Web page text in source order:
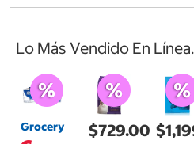
Lo Más Vendido En
Grocery $729.00